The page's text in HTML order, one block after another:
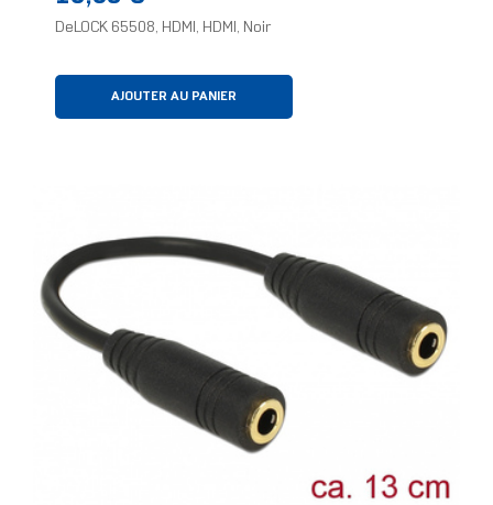
DeLOCK 65508, HDMI, HDMI, Noir
AJOUTER AU PANIER